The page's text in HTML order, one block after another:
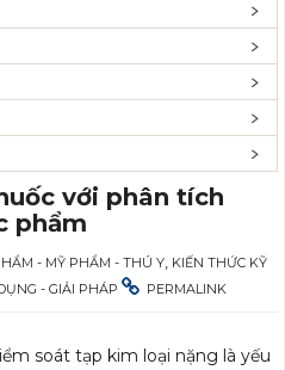
với phân tích
phẩm
- MỸ PHẨM - THÚ Y KIẾN THỨC KỸ
- GIẢI PHÁP PERMALINK
soát tạp kim loại nặng là yếu